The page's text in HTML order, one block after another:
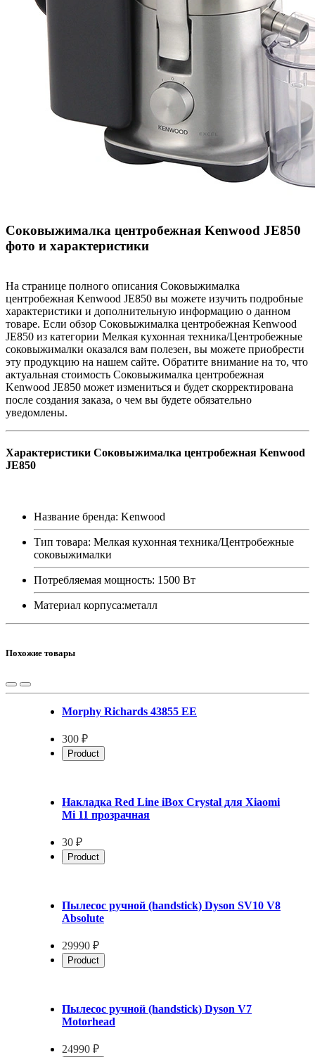
Соковыжималка центробежная Kenwood JE850
фото и характеристики
На странице полного описания Соковыжималка
центробежная Kenwood JE850 вы можете изучить подробные
характеристики и дополнительную информацию о данном
товаре. Если обзор Соковыжималка центробежная Kenwood
JE850 из категории Мелкая кухонная техника/Центробежные
соковыжималки оказался вам полезен, вы можете приобрести
эту продукцию на нашем сайте. Обратите внимание на то, что
актуальная стоимость Соковыжималка центробежная
Kenwood JE850 может измениться и будет скорректирована
после создания заказа, о чем вы будете обязательно
уведомлены.
Характеристики Соковыжималка центробежная Kenwood
JE850
Название бренда: Kenwood
Тип товара: Мелкая кухонная техника/Центробежные
соковыжималки
Потребляемая мощность: 1500 Вт
Материал корпуса:металл
Похожие товары
Morphy Richards 43855 EE
300 ₽
Product
Накладка Red Line iBox Crystal для Xiaomi
Mi 11 прозрачная
30 ₽
Product
Пылесос ручной (handstick) Dyson SV10 V8
Absolute
29990 ₽
Product
Пылесос ручной (handstick) Dyson V7
Motorhead
24990 ₽